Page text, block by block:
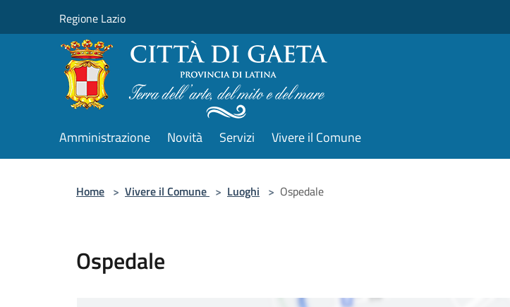
Regione Lazio
Amministrazione Novità Servizi Vivere il Comune
Home > Vivere il Comune > Luoghi > Ospedale
Ospedale